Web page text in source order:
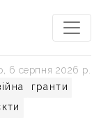
гранти
6 серпня 2026 р.